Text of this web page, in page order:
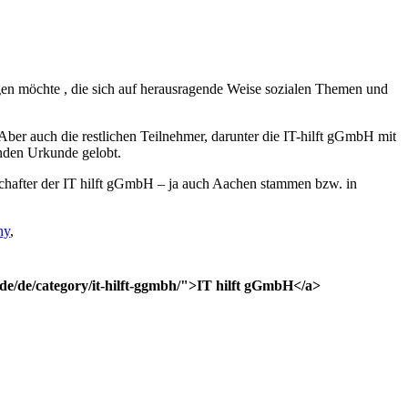
, die sich auf herausragende Weise sozialen Themen und
auch die restlichen Teilnehmer, darunter die IT-hilft gGmbH mit
Urkunde gelobt.
der IT hilft gGmbH – ja auch Aachen stammen bzw. in
,
de/category/it-hilft-ggmbh/">IT hilft gGmbH</a>